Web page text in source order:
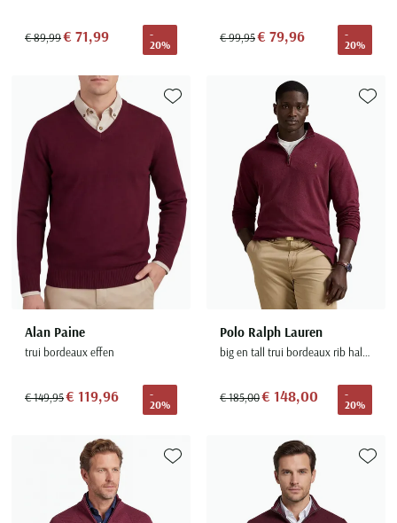
€ 89,99€ 71,99
-
20%
€ 99,95€ 79,96
-
20%
Alan Paine
trui bordeaux effen
€ 149,95€ 119,96
-
20%
Toevoegen aan favorieten
Polo Ralph Lauren
big en tall trui bordeaux rib half zip
€ 185,00€ 148,00
-
20%
Toevoegen aan favorieten